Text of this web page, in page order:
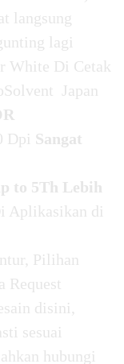
langsung
lagi
White Di Cetak
Japan
Dpi Sangat
to 5Th Lebih
Aplikasikan di
Pilihan
Request
disini,
sesuai
hubungi